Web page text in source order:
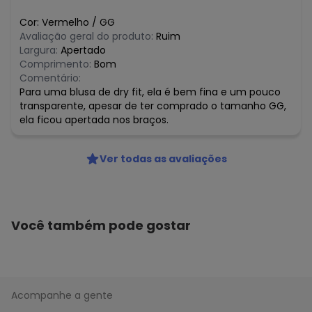
Cor: Vermelho / GG
Avaliação geral do produto: Ruim
Largura: Apertado
Comprimento: Bom
Comentário:
Para uma blusa de dry fit, ela é bem fina e um pouco
transparente, apesar de ter comprado o tamanho GG,
ela ficou apertada nos braços.
Ver todas as avaliações
Você também pode gostar
Acompanhe a gente